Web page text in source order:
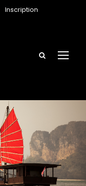
Inscription